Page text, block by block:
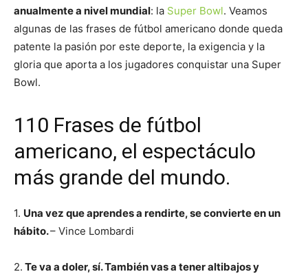
anualmente a nivel mundial: la Super Bowl. Veamos
algunas de las frases de fútbol americano donde queda
patente la pasión por este deporte, la exigencia y la
gloria que aporta a los jugadores conquistar una Super
Bowl.
110 Frases de fútbol
americano, el espectáculo
más grande del mundo.
1. Una vez que aprendes a rendirte, se convierte en un
hábito.– Vince Lombardi
2. Te va a doler, sí. También vas a tener altibajos y